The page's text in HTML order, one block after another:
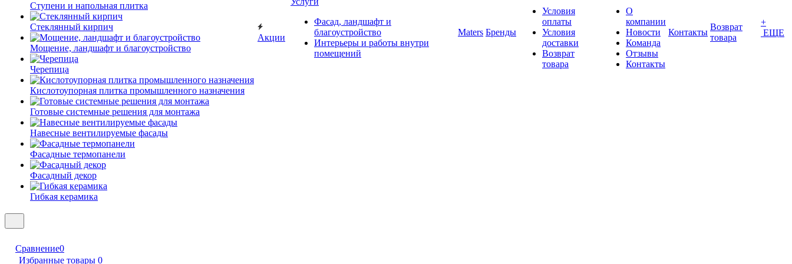
Ступени и напольная плитка
Cтеклянный кирпич
Мощение, ландшафт и благоустройство
Черепица
Кислотоупорная плитка промышленного назначения
Готовые системные решения для монтажа
Навесные вентилируемые фасады
Фасадные термопанели
Фасадный декор
Гибкая керамика
Акции
Фасад, ландшафт и
благоустройство
Интерьеры и работы внутри
помещений
Maters Бренды
Условия
оплаты
Условия
доставки
Возврат
товара
О
компании
Новости
Команда
Отзывы
Контакты
Контакты
Возврат
товара
+
ЕЩЕ
Сравнение0
Избранные товары 0